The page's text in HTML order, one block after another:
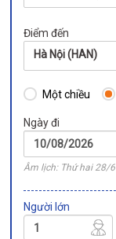
Điểm đến
Hà Nội (HAN)
Một chiều
Ngày đi
Âm lịch: Thứ hai 28/6
Người lớn